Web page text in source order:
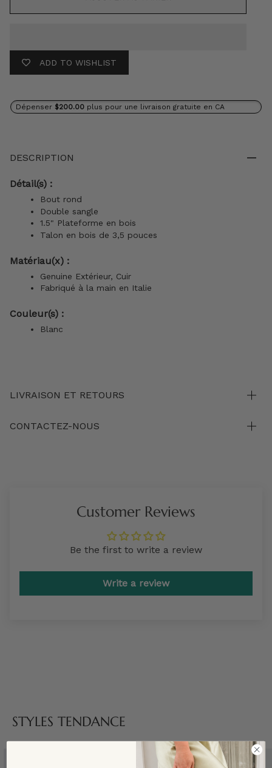
ADD TO WISHLIST
Dépenser $200.00 plus pour une livraison gratuite en CA
DESCRIPTION
Détail(s) :
Bout rond
Double sangle
1.5" Plateforme en bois
Talon en bois de 3,5 pouces
Matériau(x) :
Genuine Extérieur, Cuir
Fabriqué à la main en Italie
Couleur(s) :
Blanc
LIVRAISON ET RETOURS
CONTACTEZ-NOUS
Customer Reviews
Be the first to write a review
Write a review
STYLES TENDANCE